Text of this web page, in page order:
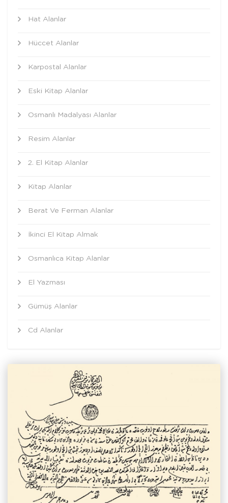
Hat Alanlar
Hüccet Alanlar
Karpostal Alanlar
Eski Kitap Alanlar
Osmanlı Madalyası Alanlar
Resim Alanlar
2. El Kitap Alanlar
Kitap Alanlar
Berat Ve Ferman Alanlar
İkinci El Kitap Almak
Osmanlıca Kitap Alanlar
El Yazması
Gümüş Alanlar
Cd Alanlar